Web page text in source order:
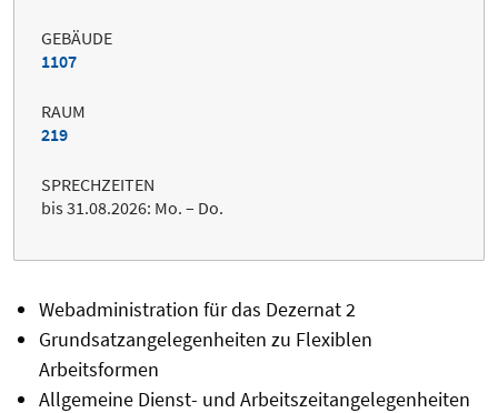
GEBÄUDE
1107
RAUM
219
SPRECHZEITEN
bis 31.08.2026: Mo. – Do.
Webadministration für das Dezernat 2
Grundsatzangelegenheiten zu Flexiblen
Arbeitsformen
Allgemeine Dienst- und Arbeitszeitangelegenheiten